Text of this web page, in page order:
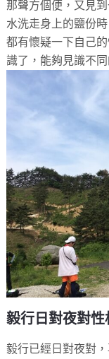
那聲方個便，又見
水洗走身上的鹽份
都有懷疑一下自己
識了，能夠見識不
毅行日對夜對
毅行已經日對夜對